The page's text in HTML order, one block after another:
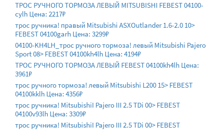
ТРОС РУЧНОГО ТОРМОЗА ЛЕВЫЙ MITSUBISHI FEBEST 04100-
cylh Цена: 2217₽
трос ручника! правый Mitsubishi ASXOutlander 1.6-2.0 10>
FEBEST 04100garh Цена: 3299₽
04100-KH4LH_трос ручного тормоза! левый Mitsubishi Pajero
Sport 08> FEBEST 04100kh4lh Цена: 4194₽
ТРОС РУЧНОГО ТОРМОЗА ЛЕВЫЙ FEBEST 04100kh4lh Цена:
3961₽
трос ручного тормоза! левый Mitsubishi L200 15> FEBEST
04100kklh Цена: 4356₽
трос ручника! MitsubishiI Pajero III 2.5 TDi 00> FEBEST
04100v93lh Цена: 3309₽
трос ручника! MitsubishiI Pajero III 2.5 TDi 00> FEBEST